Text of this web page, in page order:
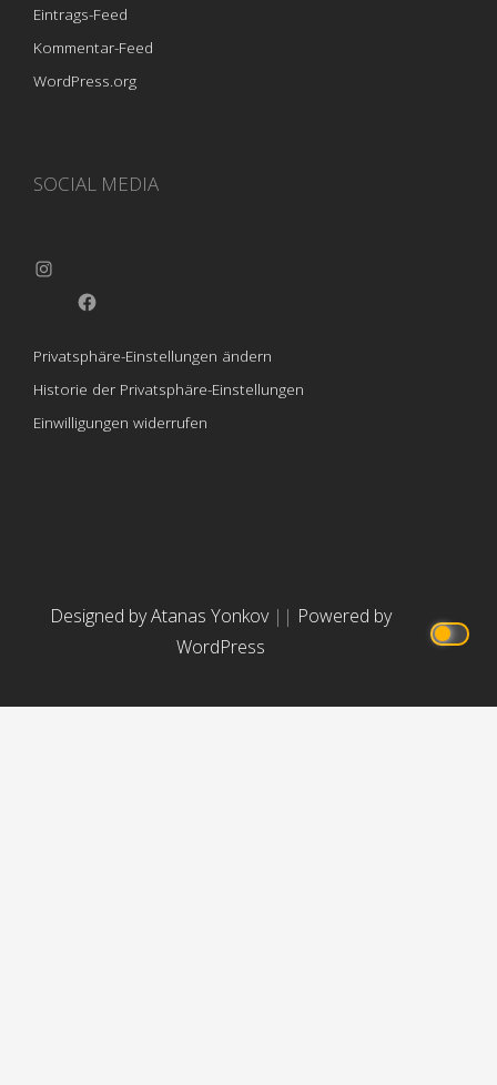
Eintrags-Feed
Kommentar-Feed
WordPress.org
SOCIAL MEDIA
Instagram
Facebook
Privatsphäre-Einstellungen ändern
Historie der Privatsphäre-Einstellungen
Einwilligungen widerrufen
Designed by Atanas Yonkov || Powered by
WordPress